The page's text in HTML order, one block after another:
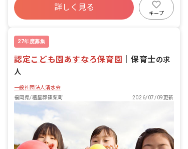
昇給昇進あり
産休育休制度
社会福祉法人
詳しく見る
キープ
27年度募集
認定こども園あすなろ保育園 保育士の求
人
一般社団法人清水会
福岡県/糟屋郡篠栗町
2026/07/09更新